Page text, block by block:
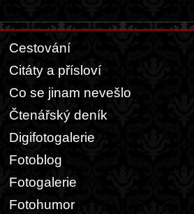
Cestování
Citáty a přísloví
Co se jinam nevešlo
Čtenářský deník
Digifotogalerie
Fotoblog
Fotogalerie
Fotohumor